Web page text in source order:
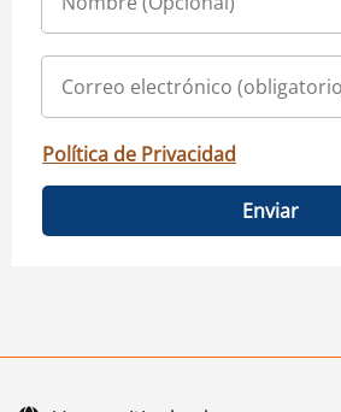
Política de Privacidad
Enviar